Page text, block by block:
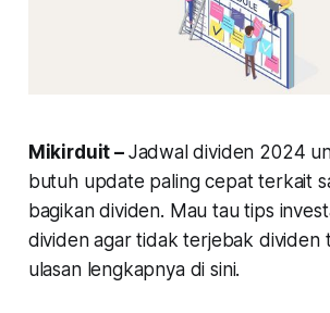
Mikirduit – Jadwal dividen 2024
butuh update paling cepat terkait
bagikan dividen. Mau tau tips
dividen agar tidak terjebak dividen
ulasan lengkapnya di sini.